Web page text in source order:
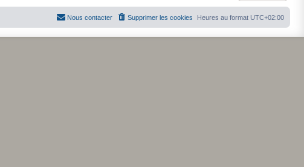
Heures au format UTC+02:00
Supprimer les cookies
Nous contacter